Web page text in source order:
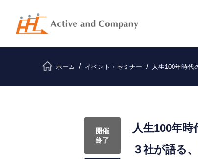
ホーム イベント・セミナー 人生100年時代
開催
終了
人生100年
３社が語る